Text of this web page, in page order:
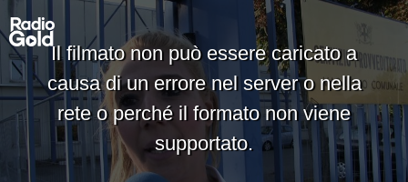
Il filmato non può essere caricato a
causa di un errore nel server o nella
rete o perché il formato non viene
supportato.